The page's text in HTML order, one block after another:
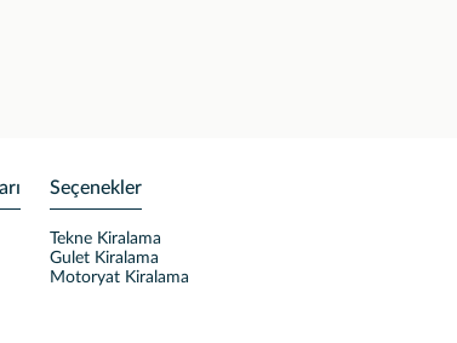
Seçenekler
Tekne Kiralama
Gulet Kiralama
Motoryat Kiralama